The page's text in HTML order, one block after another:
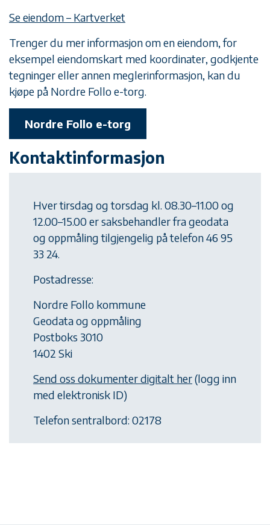
Se eiendom – Kartverket
Trenger du mer informasjon om en eiendom, for
eksempel eiendomskart med koordinater, godkjente
tegninger eller annen meglerinformasjon, kan du
kjøpe på Nordre Follo e-torg.
Nordre Follo e-torg
Kontaktinformasjon
Hver tirsdag og torsdag kl. 08.30–11.00 og
12.00–15.00 er saksbehandler fra geodata
og oppmåling tilgjengelig på telefon 46 95
33 24.
Postadresse:
Nordre Follo kommune
Geodata og oppmåling
Postboks 3010
1402 Ski
Send oss dokumenter digitalt her(logg inn
med elektronisk ID)
Telefon sentralbord: 02178